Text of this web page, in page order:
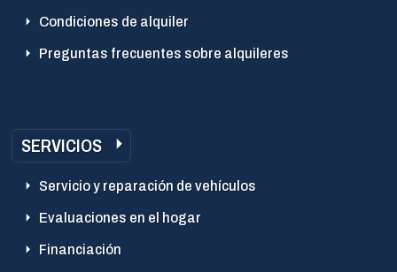
Condiciones de alquiler
Preguntas frecuentes sobre alquileres
SERVICIOS
Servicio y reparación de vehículos
Evaluaciones en el hogar
Financiación